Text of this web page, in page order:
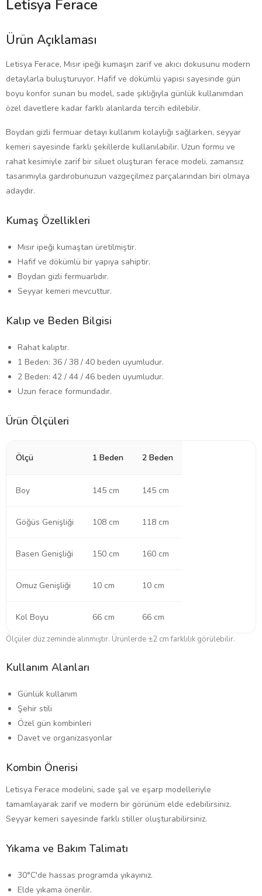
Letisya Ferace
Ürün Açıklaması
Letisya Ferace, Mısır ipeği kumaşın zarif ve akıcı dokusunu modern
detaylarla buluşturuyor. Hafif ve dökümlü yapısı sayesinde gün
boyu konfor sunan bu model, sade şıklığıyla günlük kullanımdan
özel davetlere kadar farklı alanlarda tercih edilebilir.
Boydan gizli fermuar detayı kullanım kolaylığı sağlarken, seyyar
kemeri sayesinde farklı şekillerde kullanılabilir. Uzun formu ve
rahat kesimiyle zarif bir siluet oluşturan ferace modeli, zamansız
tasarımıyla gardırobunuzun vazgeçilmez parçalarından biri olmaya
adaydır.
Kumaş Özellikleri
Mısır ipeği kumaştan üretilmiştir.
Hafif ve dökümlü bir yapıya sahiptir.
Boydan gizli fermuarlıdır.
Seyyar kemeri mevcuttur.
Kalıp ve Beden Bilgisi
Rahat kalıptır.
1 Beden: 36 / 38 / 40 beden uyumludur.
2 Beden: 42 / 44 / 46 beden uyumludur.
Uzun ferace formundadır.
Ürün Ölçüleri
Ölçü 1 Beden 2 Beden
Boy 145 cm 145 cm
Göğüs Genişliği 108 cm 118 cm
Basen Genişliği 150 cm 160 cm
Omuz Genişliği 10 cm 10 cm
Kol Boyu 66 cm 66 cm
Ölçüler düz zeminde alınmıştır. Ürünlerde ±2 cm farklılık görülebilir.
Kullanım Alanları
Günlük kullanım
Şehir stili
Özel gün kombinleri
Davet ve organizasyonlar
Kombin Önerisi
Letisya Ferace modelini, sade şal ve eşarp modelleriyle
tamamlayarak zarif ve modern bir görünüm elde edebilirsiniz.
Seyyar kemeri sayesinde farklı stiller oluşturabilirsiniz.
Yıkama ve Bakım Talimatı
30°C'de hassas programda yıkayınız.
Elde yıkama önerilir.